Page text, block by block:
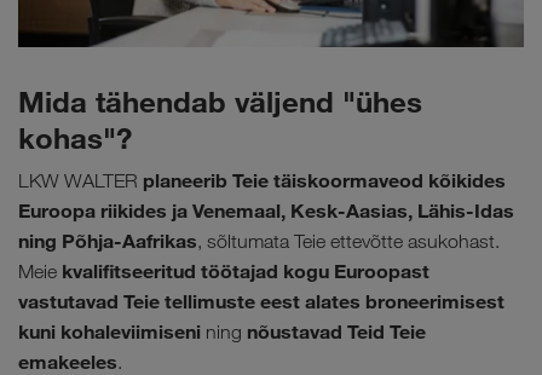
Mida tähendab väljend "ühes
kohas"?
LKW WALTER planeerib Teie täiskoormaveod kõikides
Euroopa riikides ja Venemaal, Kesk-Aasias, Lähis-Idas
ning Põhja-Aafrikas, sõltumata Teie ettevõtte asukohast.
Meie kvalifitseeritud töötajad kogu Euroopast
vastutavad Teie tellimuste eest alates broneerimisest
kuni kohaleviimiseni ning nõustavad Teid Teie
emakeeles.